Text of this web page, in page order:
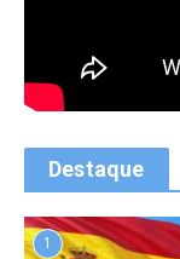
Destaque
1